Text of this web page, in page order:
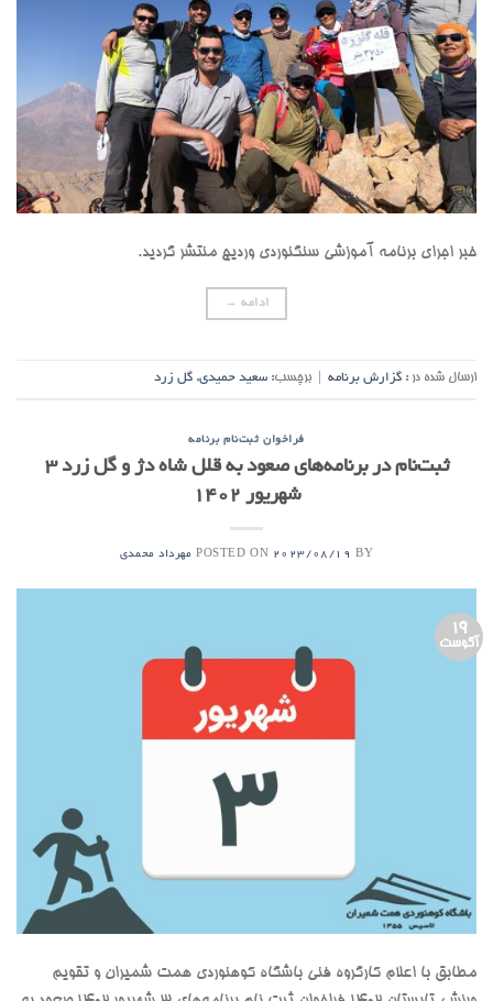
خبر اجرای برنامه آموزشی سنگنوردی وردیج منتشر گردید.
ادامه →
ارسال شده در : گزارش برنامه برچسب: سعید حمیدی, گل زرد
فراخوان ثبت‌نام برنامه
ثبت‌نام در برنامه‌‌های صعود به قلل شاه دژ و گل زرد ۳
شهریور ۱۴۰۲
POSTED ON 2023/08/19 BY مهرداد محمدی
19
آگوست
مطابق با اعلام کارگروه فنی باشگاه کوهنوردی همت شمیران و تقویم